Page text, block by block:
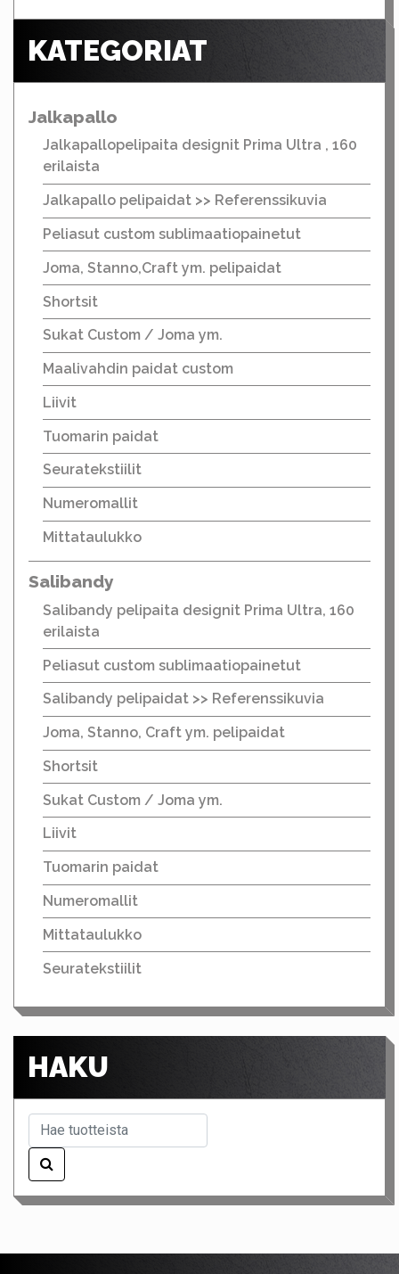
KATEGORIAT
Jalkapallo
Jalkapallopelipaita designit Prima Ultra , 160
erilaista
Jalkapallo pelipaidat >> Referenssikuvia
Peliasut custom sublimaatiopainetut
Joma, Stanno,Craft ym. pelipaidat
Shortsit
Sukat Custom / Joma ym.
Maalivahdin paidat custom
Liivit
Tuomarin paidat
Seuratekstiilit
Numeromallit
Mittataulukko
Salibandy
Salibandy pelipaita designit Prima Ultra, 160
erilaista
Peliasut custom sublimaatiopainetut
Salibandy pelipaidat >> Referenssikuvia
Joma, Stanno, Craft ym. pelipaidat
Shortsit
Sukat Custom / Joma ym.
Liivit
Tuomarin paidat
Numeromallit
Mittataulukko
Seuratekstiilit
HAKU